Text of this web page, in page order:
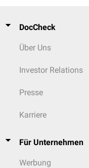
DocCheck
Über Uns
Investor Relations
Presse
Karriere
Für Unternehmen
Werbung